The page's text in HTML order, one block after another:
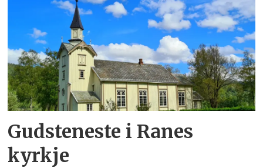
Gudsteneste i Ranes
kyrkje